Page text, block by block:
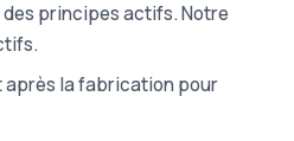
principes actifs. Notre
après la fabrication pour